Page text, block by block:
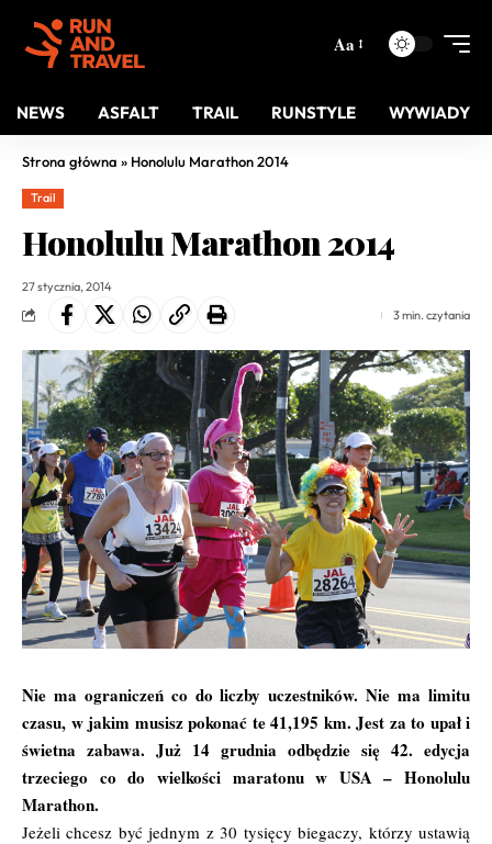
Aa
NEWS ASFALT TRAIL RUNSTYLE WYWIADY
Strona główna » Honolulu Marathon 2014
Trail
Honolulu Marathon 2014
27 stycznia, 2014
3 min. czytania
Nie ma ograniczeń co do liczby uczestników. Nie ma limitu
czasu, w jakim musisz pokonać te 41,195 km. Jest za to upał i
świetna zabawa. Już 14 grudnia odbędzie się 42. edycja
trzeciego co do wielkości maratonu w USA – Honolulu
Marathon.
Jeżeli chcesz być jednym z 30 tysięcy biegaczy, którzy ustawią